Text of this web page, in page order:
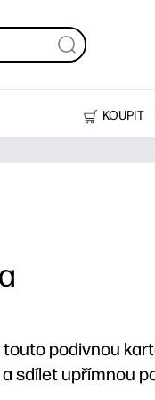
KOUPIT
podivnou
sdílet upřímnou